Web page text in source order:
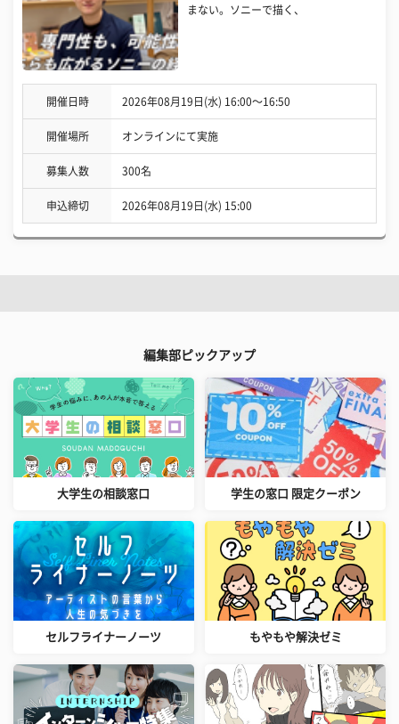
まない。ソニーで描く、
開催日時 2026年08月19日(水) 16:00〜16:50
開催場所 オンラインにて実施
募集人数 300名
申込締切 2026年08月19日(水) 15:00
編集部ピックアップ
大学生の相談窓口 学生の窓口 限定クーポン
セルフライナーノーツ もやもや解決ゼミ